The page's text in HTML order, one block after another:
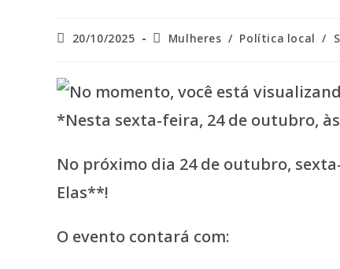
Post20/10/2025
Categoria
Mulheres / Política local /
No próximo dia 24 de outubro,
Elas**!
O evento contará com: